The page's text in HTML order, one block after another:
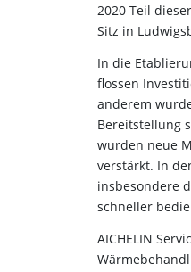
2020 Teil dieser
Sitz in
In die
flossen
anderem
Bereitstellung
wurden neue
verstärkt. In
insbesondere
schneller
AICHELIN